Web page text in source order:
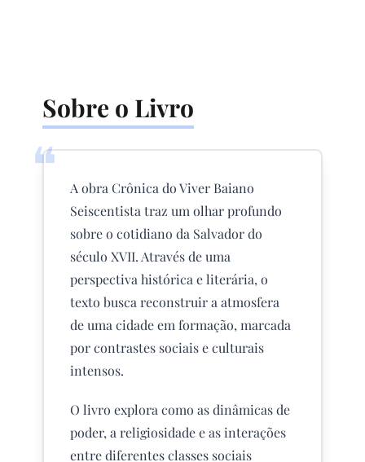
Sobre o Livro
❝
A obra Crônica do Viver Baiano
Seiscentista traz um olhar profundo
sobre o cotidiano da Salvador do
século XVII. Através de uma
perspectiva histórica e literária, o
texto busca reconstruir a atmosfera
de uma cidade em formação, marcada
por contrastes sociais e culturais
intensos.
O livro explora como as dinâmicas de
poder, a religiosidade e as interações
entre diferentes classes sociais